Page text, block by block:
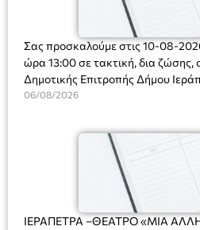
Σας προσκαλούμε στις 10-08-
ώρα 13:00 σε τακτική, δια ζώσης,
Δημοτικής Επιτροπής Δήμου
στο Δημοτικό Κατάστημα,
και λήψη αποφάσεων στα
06/08/2026
ΙΕΡΑΠΕΤΡΑ –ΘΕΑΤΡΟ «ΜΙΑ ΑΛΛΗ